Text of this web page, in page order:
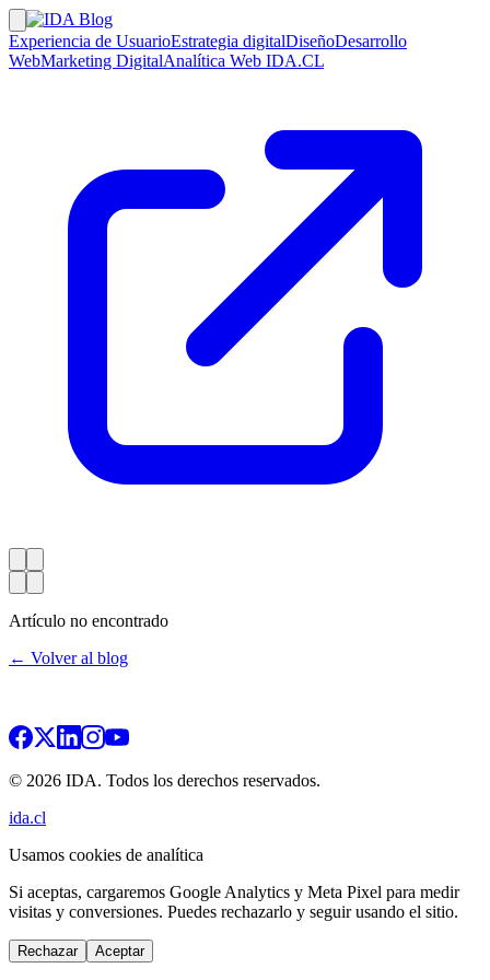
Experiencia de UsuarioEstrategia digitalDiseñoDesarrollo
WebMarketing DigitalAnalítica Web IDA.CL
Artículo no encontrado
← Volver al blog
© 2026 IDA. Todos los derechos reservados.
ida.cl
Usamos cookies de analítica
Si aceptas, cargaremos Google Analytics y Meta Pixel para medir
visitas y conversiones. Puedes rechazarlo y seguir usando el sitio.
Rechazar Aceptar